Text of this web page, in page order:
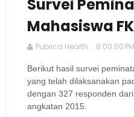
Survei
Mahasiswa
Publica Health 8:00:00 PM
Berikut hasil survei
yang telah dilaksanakan
dengan 327 responden
angkatan 2015.